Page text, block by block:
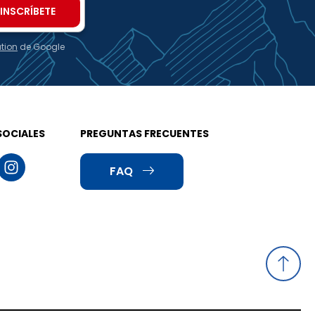
de Google
PREGUNTAS FRECUENTES
FAQ